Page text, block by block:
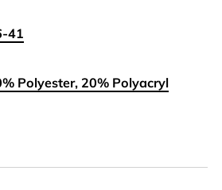
41
Polyester, 20% Polyacryl